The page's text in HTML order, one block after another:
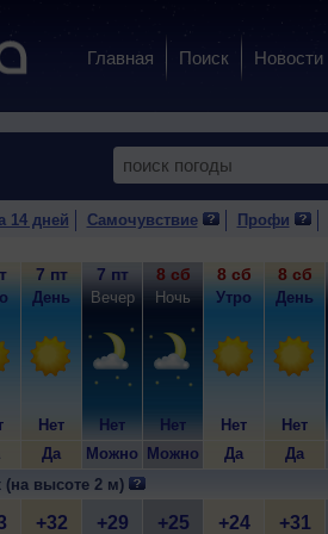
Главная Поиск Новости
14 дней Самочувствие Профи
7 пт
День
Нет
Да
7 пт
Вечер
Нет
Можно
8 сб
Ночь
Нет
Можно
8 сб
Утро
Нет
Да
8 сб
День
Нет
Да
(на высоте 2 м)
+32 +29 +25 +24 +31